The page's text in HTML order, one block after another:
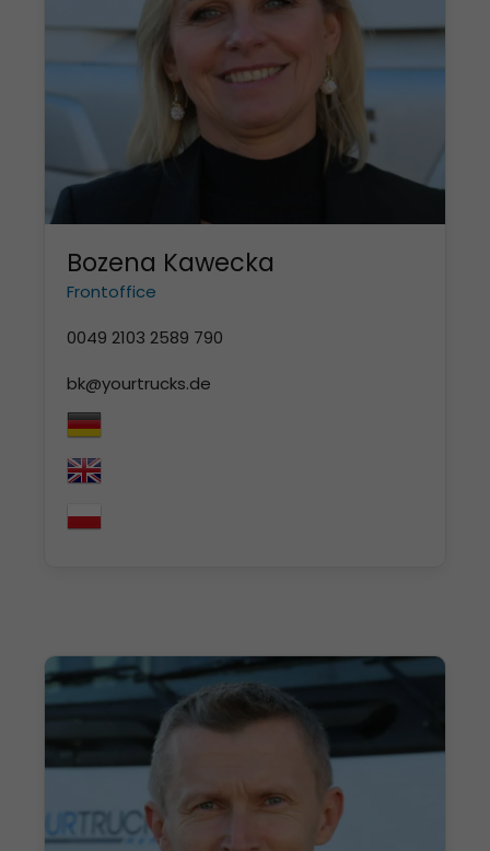
Bozena Kawecka
Frontoffice
0049 2103 2589 790
bk@yourtrucks.de